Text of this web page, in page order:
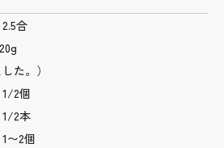
た。）
個
2個